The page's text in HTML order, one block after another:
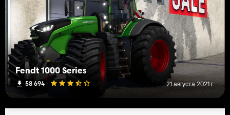
Fendt 1000 Series
58 694 21 августа 2021 г.